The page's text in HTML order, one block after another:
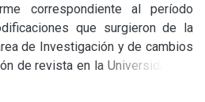
correspondiente al período
que surgieron de la
de Investigación y de cambios
de revista en la Universidad. En
2013 fui ascendido a Profesor